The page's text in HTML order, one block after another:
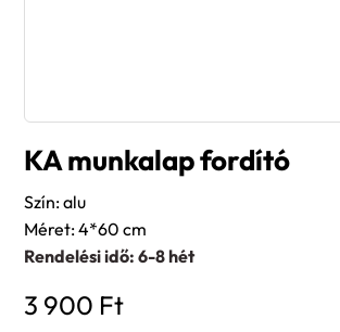
KA munkalap fordító
Szín: alu
Méret: 4*60 cm
Rendelési idő: 6-8 hét
3 900 Ft